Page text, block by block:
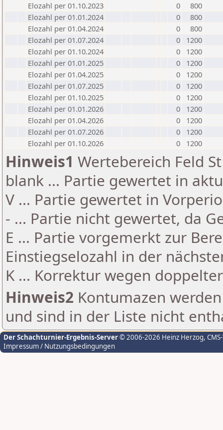
Elozahl per 01.10.2023
0
800
Elozahl per 01.01.2024
0
800
Elozahl per 01.04.2024
0
800
Elozahl per 01.07.2024
0
1200
Elozahl per 01.10.2024
0
1200
Elozahl per 01.01.2025
0
1200
Elozahl per 01.04.2025
0
1200
Elozahl per 01.07.2025
0
1200
Elozahl per 01.10.2025
0
1200
Elozahl per 01.01.2026
0
1200
Elozahl per 01.04.2026
0
1200
Elozahl per 01.07.2026
0
1200
Elozahl per 01.10.2026
0 1200
Hinweis1 Wertebereich Feld
blank ... Partie gewertet in
V ... Partie gewertet in
- ... Partie nicht gewertet, da
E ... Partie vorgemerkt zur
Einstiegselozahl in der
K ... Korrektur wegen
Hinweis2 Kontumazen
und sind in der Liste nicht
Der Schachturnier-Ergebnis-Server© 2006-2026 Heinz Herzog,
Impressum / Nutzungsbedingungen